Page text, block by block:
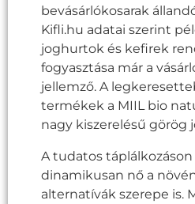
bevásárlókosarak
Kifli.hu adatai szerint
joghurtok és kefirek
fogyasztása már a
jellemző. A
termékek a MIIL bio
nagy kiszerelésű görög
A tudatos
dinamikusan nő a
alternatívák szerepe is.